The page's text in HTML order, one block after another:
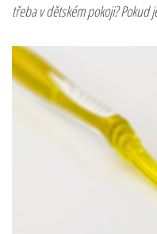
třeba v dětském pokoji?